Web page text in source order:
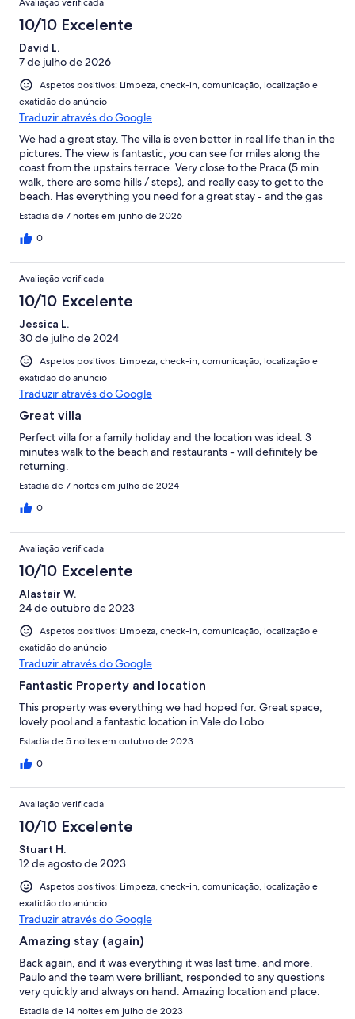
10/10 Excelente
David L.
7 de julho de 2026
Aspetos positivos: Limpeza, check-in, comunicação, localização e
exatidão do anúncio
Traduzir através do Google
We had a great stay. The villa is even better in real life than in the
pictures. The view is fantastic, you can see for miles along the
coast from the upstairs terrace. Very close to the Praca (5 min
walk, there are some hills / steps), and really easy to get to the
beach. Has everything you need for a great stay - and the gas
BBQ (there is also a charcoal one, don’t worry, BBQ purists) was
really useful. The resort services were great too, my father had
some health issues during our stay and they looked after him
BJs Oceanside is about 20 mins, and the ones the other way
around 10 mins (i forget the names) - but loads of stuff at the
Praca in any case. Ubers are cheap too, 5 to Quarteira, 10 into
Vilamoura. Paulo was great throughout, highly recommended.
Estadia de 7 noites em junho de 2026
0
Avaliação verificada
10/10 Excelente
Jessica L.
30 de julho de 2024
Aspetos positivos: Limpeza, check-in, comunicação, localização e
exatidão do anúncio
Traduzir através do Google
Great villa
Perfect villa for a family holiday and the location was ideal. 3
minutes walk to the beach and restaurants - will definitely be
returning.
Estadia de 7 noites em julho de 2024
0
Avaliação verificada
10/10 Excelente
Alastair W.
24 de outubro de 2023
Aspetos positivos: Limpeza, check-in, comunicação, localização e
exatidão do anúncio
Traduzir através do Google
Fantastic Property and location
This property was everything we had hoped for. Great space,
lovely pool and a fantastic location in Vale do Lobo.
Estadia de 5 noites em outubro de 2023
0
Avaliação verificada
10/10 Excelente
Stuart H.
12 de agosto de 2023
Aspetos positivos: Limpeza, check-in, comunicação, localização e
exatidão do anúncio
Traduzir através do Google
Amazing stay (again)
Back again, and it was everything it was last time, and more.
Paulo and the team were brilliant, responded to any questions
very quickly and always on hand. Amazing location and place.
Estadia de 14 noites em julho de 2023